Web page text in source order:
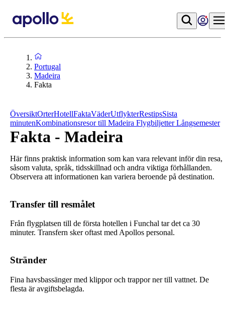
Portugal
Madeira
Fakta
ÖversiktOrterHotellFaktaVäderUtflykterRestipsSista
minutenKombinationsresor till Madeira FlygbiljetterLångsemester
Fakta - Madeira
Här finns praktisk information som kan vara relevant inför din resa,
såsom valuta, språk, tidsskillnad och andra viktiga förhållanden.
Observera att informationen kan variera beroende på destination.
Transfer till resmålet
Från flygplatsen till de första hotellen i Funchal tar det ca 30
minuter. Transfern sker oftast med Apollos personal.
Stränder
Fina havsbassänger med klippor och trappor ner till vattnet. De
flesta är avgiftsbelagda.